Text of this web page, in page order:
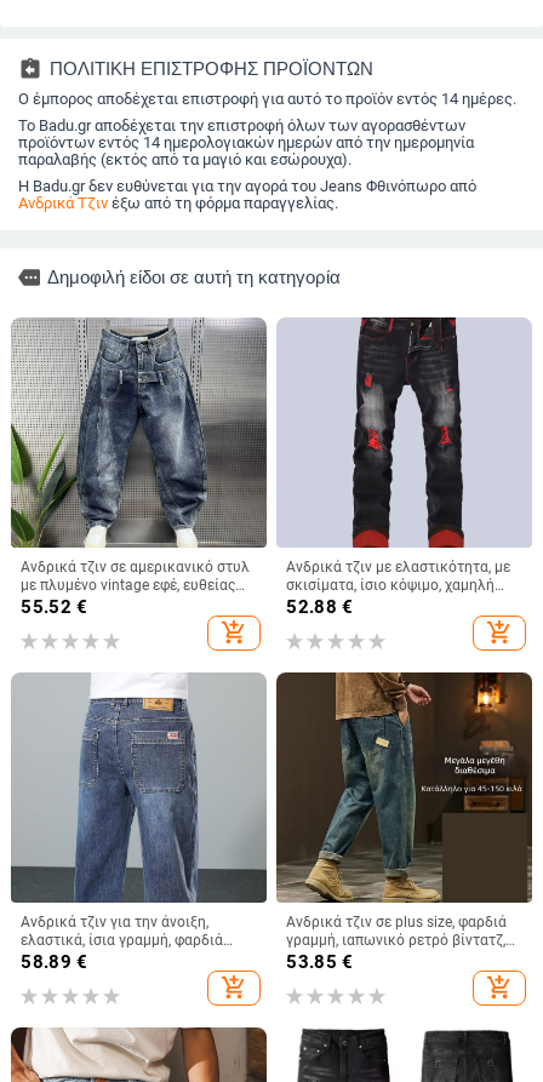
assignment_return ΠΟΛΙΤΙΚΗ ΕΠΙΣΤΡΟΦΗΣ ΠΡΟΪΟΝΤΩΝ
Ο έμπορος αποδέχεται επιστροφή για αυτό το προϊόν εντός 14 ημέρες.
Το Badu.gr αποδέχεται την επιστροφή όλων των αγορασθέντων
προϊόντων εντός 14 ημερολογιακών ημερών από την ημερομηνία
παραλαβής (εκτός από τα μαγιό και εσώρουχα).
Η Badu.gr δεν ευθύνεται για την αγορά του Jeans Φθινόπωρο από
Ανδρικά Τζιν έξω από τη φόρμα παραγγελίας.
more Δημοφιλή είδοι σε αυτή τη κατηγορία
Ανδρικά τζιν σε αμερικανικό στυλ
με πλυμένο vintage εφέ, ευθείας
γραμμής, υψηλή μέση, φερμουάρ,
χειροποίητη επεξεργασία
55.52 €
add_shopping_cart
Ανδρικά τζιν με ελαστικότητα, με
σκισίματα, ίσιο κόψιμο, χαμηλή
μέση, φερμουάρ
52.88 €
add_shopping_cart
Ανδρικά τζιν για την άνοιξη,
ελαστικά, ίσια γραμμή, φαρδιά
πόδια, μακριά
58.89 €
add_shopping_cart
Ανδρικά τζιν σε plus size, φαρδιά
γραμμή, ιαπωνικό ρετρό βίντατζ,
στυλ Χάρεμ
53.85 €
add_shopping_cart